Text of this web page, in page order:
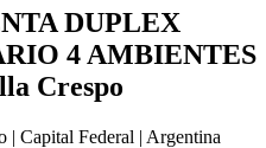
DUPLEX
4 AMBIENTES
Crespo
| Capital Federal | Argentina